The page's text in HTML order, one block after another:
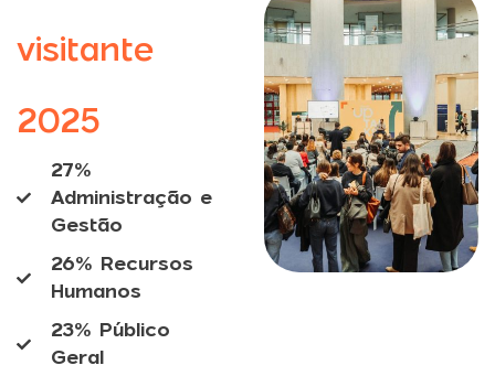
visitante
2025
27%
Administração e
Gestão
26% Recursos
Humanos
23% Público
Geral